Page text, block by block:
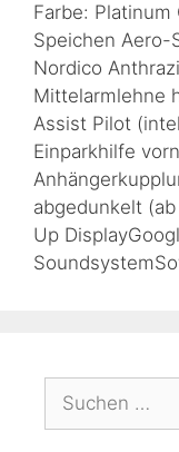
Farbe:
Speichen
Nordico
Mittelarmlehne
Assist Pilot
Einparkhilfe
abgedunkelt
Up